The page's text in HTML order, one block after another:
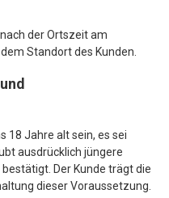
der Ortszeit am
Standort des Kunden.
18 Jahre alt sein, es sei
ausdrücklich jüngere
Der Kunde trägt die
dieser Voraussetzung.